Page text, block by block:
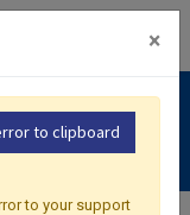
×
to clipboard
to your support